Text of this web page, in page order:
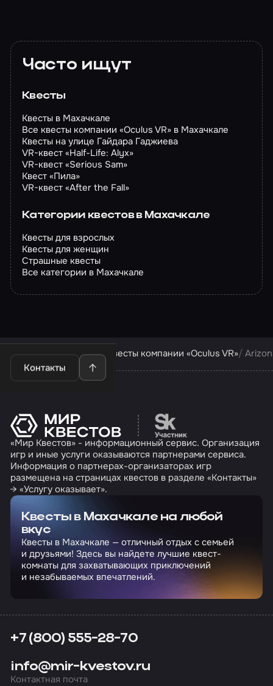
Часто ищут
Квесты
Квесты в Махачкале
Все квесты компании «Oculus VR» в Махачкале
Квесты на улице Гайдара Гаджиева
VR-квест «Half-Life: Alyx»
VR-квест «Serious Sam»
Квест «Пила»
VR-квест «After the Fall»
Категории квестов в Махачкале
Квесты для взрослых
Квесты для женщин
Страшные квесты
Все категории в Махачкале
Контакты
Квесты в Махачкале Квесты компании «Oculus VR»
Перейти на сайт
«Мир Квестов» - информационный сервис. Организация
игр и иные услуги оказываются партнерами сервиса.
Информация о партнерах-организаторах игр
размещена на страницах квестов в разделе «Контакты»
→ «Услугу оказывает».
Квесты в Махачкале на любой
вкус
Квесты в Махачкале — отличный отдых с семьей
и друзьями! Здесь вы найдете лучшие квест-
комнаты для захватывающих приключений
и незабываемых впечатлений.
+7 (800) 555-28-70
info@mir-kvestov.ru
Контактная почта